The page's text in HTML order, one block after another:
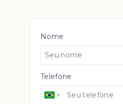
Nome
Telefone